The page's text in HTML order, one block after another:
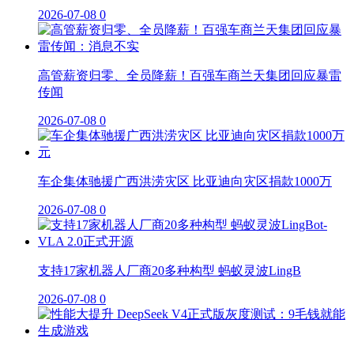
2026-07-08 0
高管薪资归零、全员降薪！百强车商兰天集团回应暴雷
传闻
2026-07-08 0
车企集体驰援广西洪涝灾区 比亚迪向灾区捐款1000万
2026-07-08 0
支持17家机器人厂商20多种构型 蚂蚁灵波LingB
2026-07-08 0